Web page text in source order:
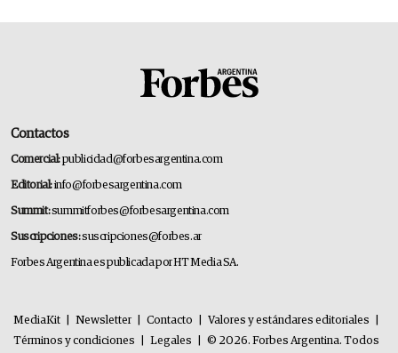
Contactos
Comercial:publicidad@forbesargentina.com
Editorial:info@forbesargentina.com
Summit:summitforbes@forbesargentina.com
Suscripciones:suscripciones@forbes.ar
Forbes Argentina es publicada por HT Media SA.
MediaKit Newsletter Contacto Valores y estándares editoriales
Términos y condiciones
Legales © 2026. Forbes Argentina. Todos